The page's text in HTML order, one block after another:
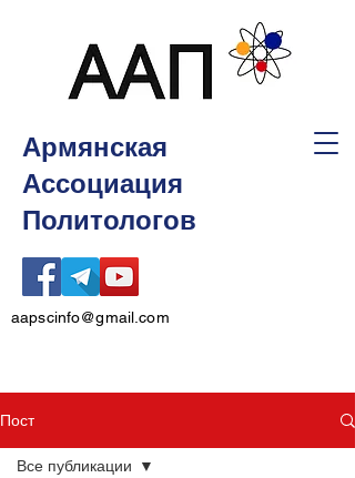
Армянская
Ассоциация
Политологов
aapscinfo@gmail.com
Пост
Все публикации